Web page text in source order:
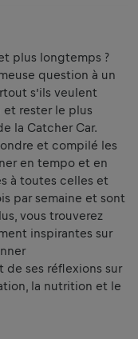
plus longtemps ?
question à un
s’ils veulent
et rester le plus
la Catcher Car.
et compilé les
en tempo et en
à toutes celles et
par semaine et sont
vous trouverez
inspirantes sur
de ses réflexions sur
la nutrition et le